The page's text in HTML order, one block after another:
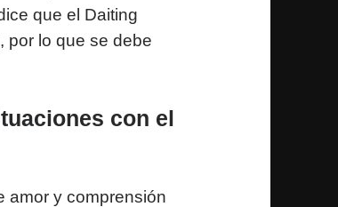
que el Daiting
por lo que se debe
con el
amor y comprensión